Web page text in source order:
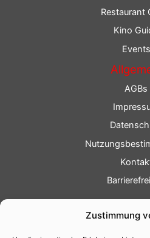
Zustimmung
Restaurant
Kino
Events
AGBs